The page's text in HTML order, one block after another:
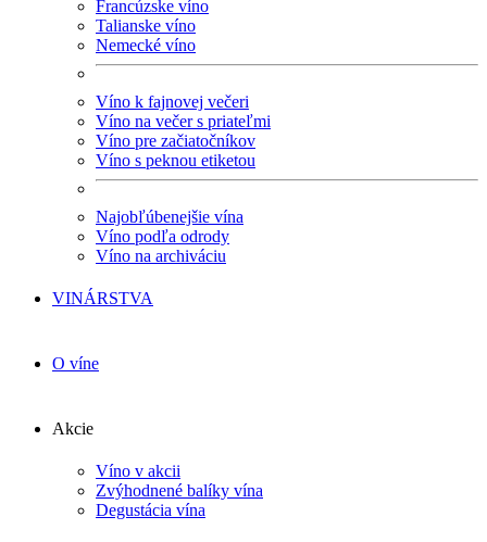
Francúzske víno
Talianske víno
Nemecké víno
Víno k fajnovej večeri
Víno na večer s priateľmi
Víno pre začiatočníkov
Víno s peknou etiketou
Najobľúbenejšie vína
Víno podľa odrody
Víno na archiváciu
VINÁRSTVA
O víne
Akcie
Víno v akcii
Zvýhodnené balíky vína
Degustácia vína